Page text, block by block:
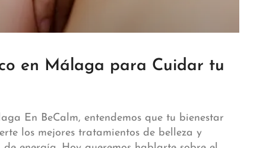
en Málaga para Cuidar tu
En BeCalm, entendemos que tu bienestar
los mejores tratamientos de belleza y